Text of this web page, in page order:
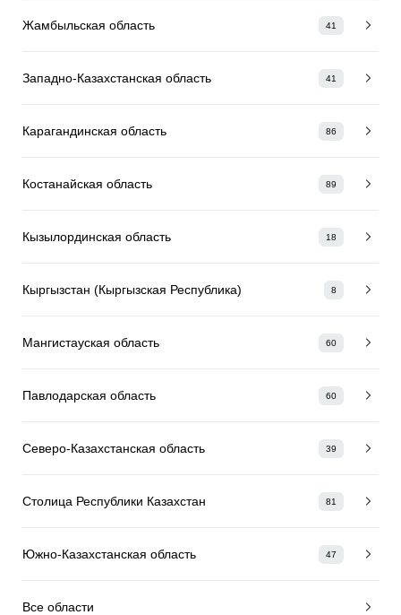
Жамбыльская область 41
Западно-Казахстанская область 41
Карагандинская область 86
Костанайская область 89
Кызылординская область 18
Кыргызстан (Кыргызская Республика) 8
Мангистауская область 60
Павлодарская область 60
Северо-Казахстанская область 39
Столица Республики Казахстан 81
Южно-Казахстанская область 47
Все области